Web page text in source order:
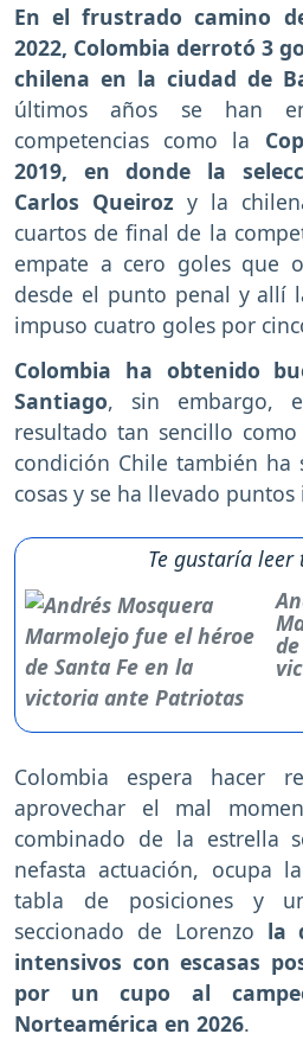
En el frustrado camino
2022, Colombia derrotó 3
chilena en la ciudad de
últimos años se han
competencias como la
2019, en donde la
Carlos Queiroz y la
cuartos de final de la
empate a cero goles que
desde el punto penal y allí
impuso cuatro goles por
Colombia ha obtenido
Santiago, sin embargo,
resultado tan sencillo
condición Chile también ha
cosas y se ha llevado
Te gustaría leer
Colombia espera hacer
aprovechar el mal
combinado de la estrella
nefasta actuación, ocupa
tabla de posiciones y
seccionado de Lorenzo la
intensivos con escasas
por un cupo al
Norteamérica en 2026.